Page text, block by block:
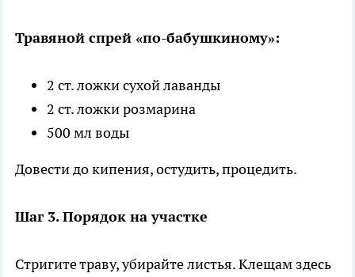
Травяной спрей «по-бабушкиному»:
2 ст. ложки сухой лаванды
2 ст. ложки розмарина
500 мл воды
Довести до кипения, остудить, процедить.
Шаг 3. Порядок на участке
Стригите траву, убирайте листья. Клещам здесь